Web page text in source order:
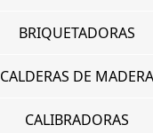
BRIQUETADORAS
CALDERAS DE MADERA
CALIBRADORAS